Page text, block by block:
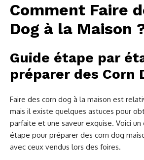
Comment Faire
Dog à la Maison
Guide étape par
préparer des Corn
Faire des corn dog à la maison est
mais il existe quelques astuces pour
parfaite et une saveur exquise. Voici
étape pour préparer des corn dog
avec ceux vendus lors des foires.